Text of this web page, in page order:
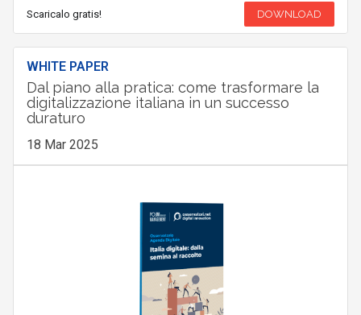
Scaricalo gratis! DOWNLOAD
WHITE PAPER
Dal piano alla pratica: come trasformare la
digitalizzazione italiana in un successo
duraturo
18 Mar 2025